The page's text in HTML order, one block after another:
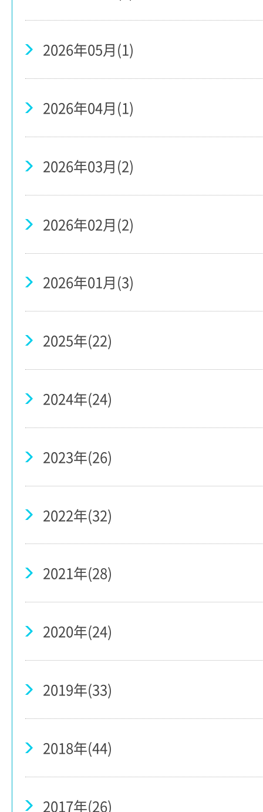
2026年05月(1)
2026年04月(1)
2026年03月(2)
2026年02月(2)
2026年01月(3)
2025年(22)
2024年(24)
2023年(26)
2022年(32)
2021年(28)
2020年(24)
2019年(33)
2018年(44)
2017年(26)